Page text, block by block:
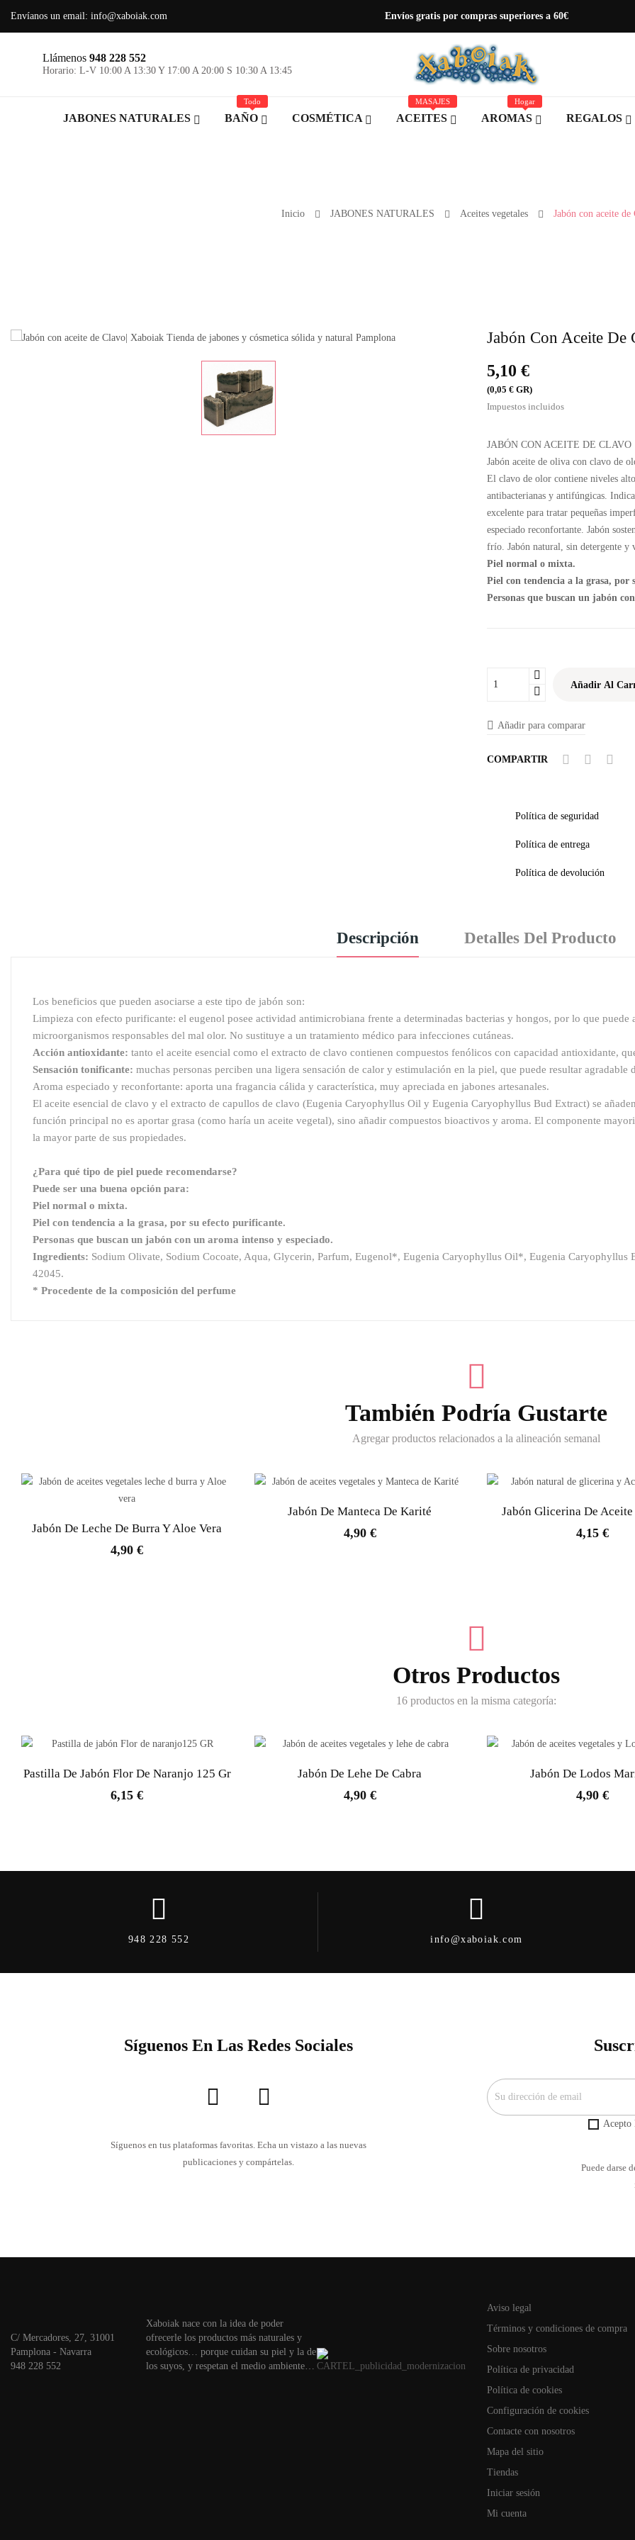
Envíanos un email: info@xaboiak.com Envíos gratis por compras superiores a 60€
Llámenos 948 228 552
Horario: L-V 10:00 A 13:30 Y 17:00 A 20:00 S 10:30 A 13:45
JABONES NATURALES BAÑO
Todo
COSMÉTICA ACEITES
MASAJES
AROMAS
Hogar
REGALOS
Inicio JABONES NATURALES Aceites vegetales Jabón con aceite de
Jabón Con Aceite De
5,10 €
(0,05 € GR)
Impuestos incluidos
JABÓN CON ACEITE DE CLAVO
Jabón aceite de oliva con clavo de
El clavo de olor contiene niveles
antibacterianas y antifúngicas.
excelente para tratar pequeñas
especiado reconfortante. Jabón
frío. Jabón natural, sin detergente y
Piel normal o mixta.
Piel con tendencia a la grasa, por
Personas que buscan un jabón
Añadir Al
Añadir para comparar
COMPARTIR
Política de seguridad
Política de entrega
Política de devolución
Descripción Detalles Del Producto
Los beneficios que pueden asociarse a este tipo de jabón son:
Limpieza con efecto purificante: el eugenol posee actividad antimicrobiana frente a determinadas bacterias y hongos, por lo que
microorganismos responsables del mal olor. No sustituye a un tratamiento médico para infecciones cutáneas.
Acción antioxidante: tanto el aceite esencial como el extracto de clavo contienen compuestos fenólicos con capacidad antioxidante,
Sensación tonificante: muchas personas perciben una ligera sensación de calor y estimulación en la piel, que puede resultar agradable
Aroma especiado y reconfortante: aporta una fragancia cálida y característica, muy apreciada en jabones artesanales.
El aceite esencial de clavo y el extracto de capullos de clavo (Eugenia Caryophyllus Oil y Eugenia Caryophyllus Bud Extract) se
función principal no es aportar grasa (como haría un aceite vegetal), sino añadir compuestos bioactivos y aroma. El componente
la mayor parte de sus propiedades.
¿Para qué tipo de piel puede recomendarse?
Puede ser una buena opción para:
Piel normal o mixta.
Piel con tendencia a la grasa, por su efecto purificante.
Personas que buscan un jabón con un aroma intenso y especiado.
Ingredients: Sodium Olivate, Sodium Cocoate, Aqua, Glycerin, Parfum, Eugenol*, Eugenia Caryophyllus Oil*, Eugenia
42045.
* Procedente de la composición del perfume
También Podría Gustarte
Agregar productos relacionados a la alineación semanal
Jabón De Leche De Burra Y Aloe Vera
4,90 €
Jabón De Manteca De Karité
4,90 €
Jabón Glicerina De
4,15 €
Otros Productos
16 productos en la misma categoría:
Pastilla De Jabón Flor De Naranjo 125 Gr
6,15 €
Jabón De Lehe De Cabra
4,90 €
Jabón De Lodos
4,90 €
948 228 552 info@xaboiak.com
Síguenos En Las Redes Sociales
Síguenos en tus plataformas favoritas. Echa un vistazo a las nuevas
publicaciones y compártelas.
Acepto
Puede darse
C/ Mercadores, 27, 31001
Pamplona - Navarra
948 228 552
Xaboiak nace con la idea de poder
ofrecerle los productos más naturales y
ecológicos… porque cuidan su piel y la de
los suyos, y respetan el medio ambiente…
Aviso legal
Términos y condiciones de compra
Sobre nosotros
Política de privacidad
Política de cookies
Configuración de cookies
Contacte con nosotros
Mapa del sitio
Tiendas
Iniciar sesión
Mi cuenta